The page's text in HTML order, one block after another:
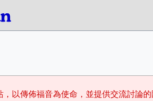
，以傳佈福音為使命，並提供交流討論